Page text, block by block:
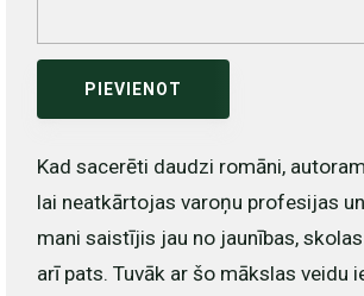
PIEVIENOT
Kad sacerēti daudzi romāni,
lai neatkārtojas varoņu profesijas
mani saistījis jau no jaunības,
arī pats. Tuvāk ar šo mākslas veidu